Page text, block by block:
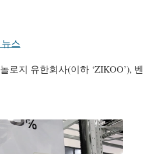
스
로지 유한회사(이하 ‘ZIKOO’), 벤